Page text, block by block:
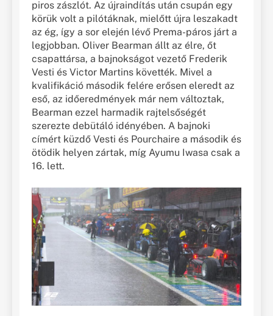
piros zászlót. Az újraindítás után csupán egy
körük volt a pilótáknak, mielőtt újra leszakadt
az ég, így a sor elején lévő Prema-páros járt a
legjobban. Oliver Bearman állt az élre, őt
csapattársa, a bajnokságot vezető Frederik
Vesti és Victor Martins követték. Mivel a
kvalifikáció második felére erősen eleredt az
eső, az időeredmények már nem változtak,
Bearman ezzel harmadik rajtelsőségét
szerezte debütáló idényében. A bajnoki
címért küzdő Vesti és Pourchaire a második és
ötödik helyen zártak, míg Ayumu Iwasa csak a
16. lett.